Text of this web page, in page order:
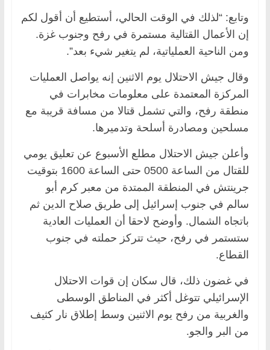
وتابع: “لذلك في الوقت الحالي، أستطيع أن أقول لكم
إن الأعمال القتالية مستمرة في رفح وجنوب غزة.
ومن الناحية العملياتية، لم يتغير شيء بعد”.
وقال جيش الاحتلال يوم الاثنين إنه يواصل العمليات
المركزة المعتمدة على معلومات مخابرات في
منطقة رفح، والتي تشمل قتالا من مسافة قريبة مع
مسلحين ومصادرة أسلحة وتدميرها.
وأعلن جيش الاحتلال مطلع الأسبوع عن تعليق يومي
للقتال من الساعة 0500 حتى الساعة 1600 بتوقيت
جرينتش في المنطقة الممتدة من معبر كرم أبو
سالم في جنوب إسرائيل إلى طريق صلاح الدين ثم
باتجاه الشمال. وأوضح لاحقا أن العمليات العادية
ستستمر في رفح، حيث تتركز حملته في جنوب
القطاع.
في غضون ذلك، قال سكان إن قوات الاحتلال
الإسرائيلي تتوغل أكثر في المناطق الوسطى
والغربية من رفح يوم الاثنين وسط إطلاق نار كثيف
من البر والجو.